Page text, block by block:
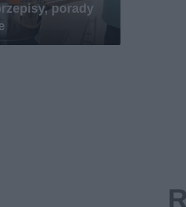
porady